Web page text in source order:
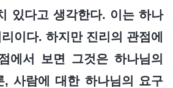
있다고 생각한다. 이는 하나
이다. 하지만 진리의 관점에
에서 보면 그것은 하나님의
, 사람에 대한 하나님의 요구